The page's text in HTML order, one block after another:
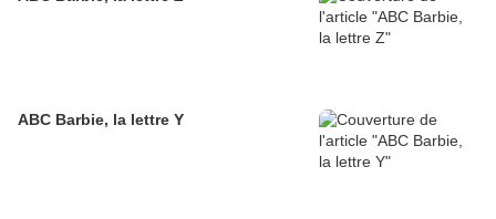
ABC Barbie, la lettre Y